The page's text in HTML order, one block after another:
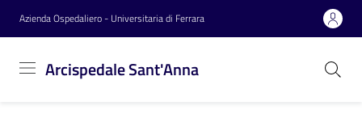
Vai al contenuto
Vai alla navigazione
Vai al footer
Azienda Ospedaliero - Universitaria di Ferrara
Arcispedale Sant'Anna
Sant'Anna